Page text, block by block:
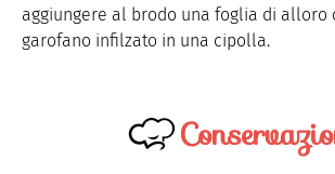
aggiungere al brodo una foglia di alloro
garofano infilzato in una cipolla.